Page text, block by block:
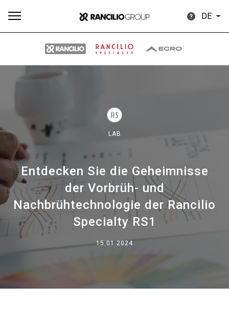
DE
LAB
Entdecken Sie die Geheimnisse
der Vorbrüh- und
Nachbrühtechnologie der Rancilio
Specialty RS1
15.01.2024
Our brands
Gruppe
Nachrichten